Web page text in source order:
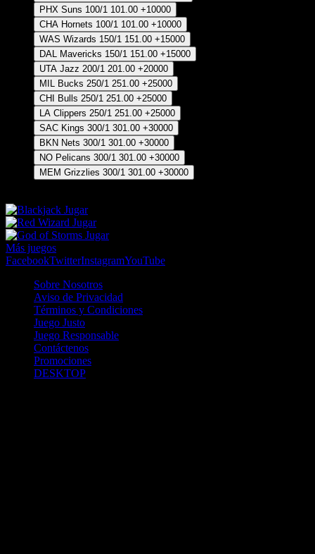
PHX Suns 100/1 101.00 +10000
CHA Hornets 100/1 101.00 +10000
WAS Wizards 150/1 151.00 +15000
DAL Mavericks 150/1 151.00 +15000
UTA Jazz 200/1 201.00 +20000
MIL Bucks 250/1 251.00 +25000
CHI Bulls 250/1 251.00 +25000
LA Clippers 250/1 251.00 +25000
SAC Kings 300/1 301.00 +30000
BKN Nets 300/1 301.00 +30000
NO Pelicans 300/1 301.00 +30000
MEM Grizzlies 300/1 301.00 +30000
Jugar
Jugar
Jugar
Más juegos
FacebookTwitterInstagramYouTube
Sobre Nosotros
Aviso de Privacidad
Términos y Condiciones
Juego Justo
Juego Responsable
Contáctenos
Promociones
DESKTOP